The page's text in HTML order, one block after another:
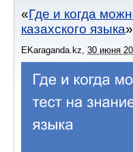
Где и когда
казахского языка
EKaraganda.kz, 30 июня